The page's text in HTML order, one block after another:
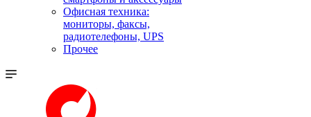
Офисная техника:
мониторы, факсы,
радиотелефоны, UPS
Прочее